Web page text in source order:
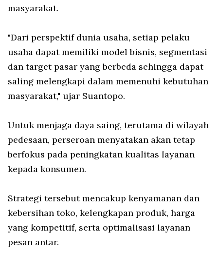
masyarakat.
"Dari perspektif dunia usaha, setiap pelaku
usaha dapat memiliki model bisnis, segmentasi
dan target pasar yang berbeda sehingga dapat
saling melengkapi dalam memenuhi kebutuhan
masyarakat," ujar Suantopo.
Untuk menjaga daya saing, terutama di wilayah
pedesaan, perseroan menyatakan akan tetap
berfokus pada peningkatan kualitas layanan
kepada konsumen.
Strategi tersebut mencakup kenyamanan dan
kebersihan toko, kelengkapan produk, harga
yang kompetitif, serta optimalisasi layanan
pesan antar.